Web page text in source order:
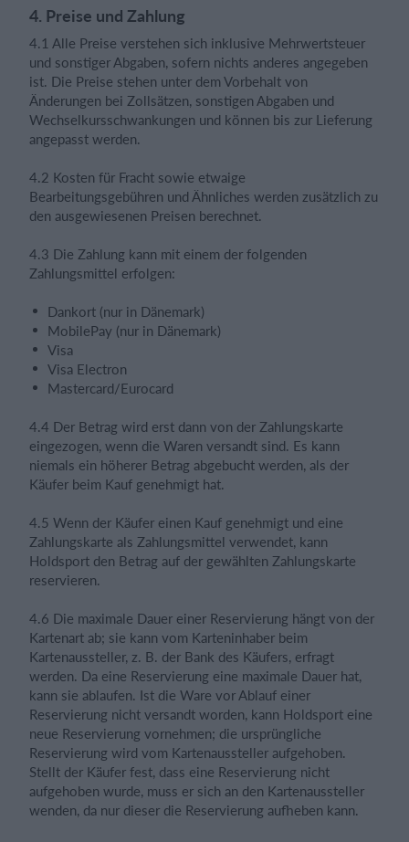
4. Preise und Zahlung
4.1 Alle Preise verstehen sich inklusive Mehrwertsteuer
und sonstiger Abgaben, sofern nichts anderes angegeben
ist. Die Preise stehen unter dem Vorbehalt von
Änderungen bei Zollsätzen, sonstigen Abgaben und
Wechselkursschwankungen und können bis zur Lieferung
angepasst werden.
4.2 Kosten für Fracht sowie etwaige
Bearbeitungsgebühren und Ähnliches werden zusätzlich zu
den ausgewiesenen Preisen berechnet.
4.3 Die Zahlung kann mit einem der folgenden
Zahlungsmittel erfolgen:
Dankort (nur in Dänemark)
MobilePay (nur in Dänemark)
Visa
Visa Electron
Mastercard/Eurocard
4.4 Der Betrag wird erst dann von der Zahlungskarte
eingezogen, wenn die Waren versandt sind. Es kann
niemals ein höherer Betrag abgebucht werden, als der
Käufer beim Kauf genehmigt hat.
4.5 Wenn der Käufer einen Kauf genehmigt und eine
Zahlungskarte als Zahlungsmittel verwendet, kann
Holdsport den Betrag auf der gewählten Zahlungskarte
reservieren.
4.6 Die maximale Dauer einer Reservierung hängt von der
Kartenart ab; sie kann vom Karteninhaber beim
Kartenaussteller, z. B. der Bank des Käufers, erfragt
werden. Da eine Reservierung eine maximale Dauer hat,
kann sie ablaufen. Ist die Ware vor Ablauf einer
Reservierung nicht versandt worden, kann Holdsport eine
neue Reservierung vornehmen; die ursprüngliche
Reservierung wird vom Kartenaussteller aufgehoben.
Stellt der Käufer fest, dass eine Reservierung nicht
aufgehoben wurde, muss er sich an den Kartenaussteller
wenden, da nur dieser die Reservierung aufheben kann.